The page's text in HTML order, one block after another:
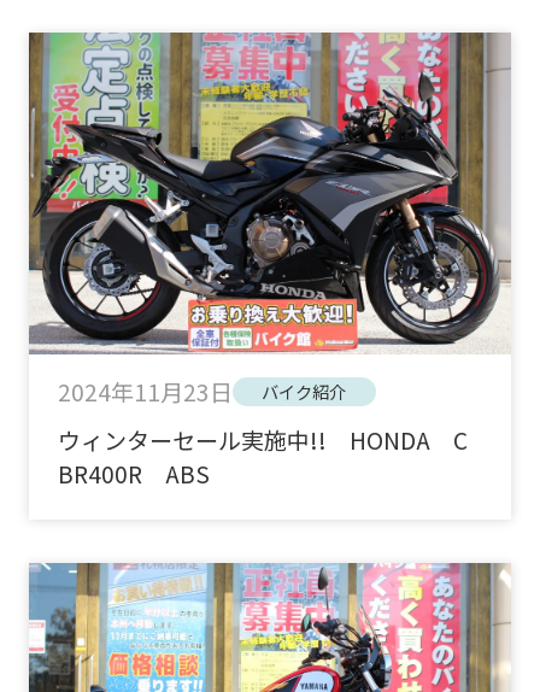
2024年11月23日 バイク紹介
ウィンターセール実施中!! HONDA C
BR400R ABS